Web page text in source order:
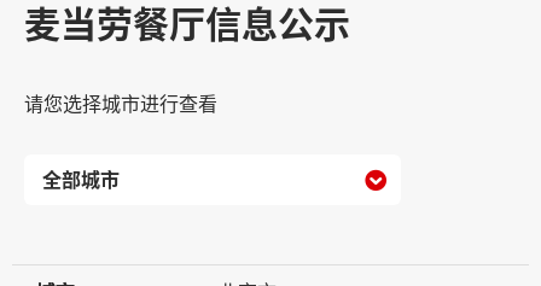
麦当劳餐厅信息公示
请您选择城市进行查看
